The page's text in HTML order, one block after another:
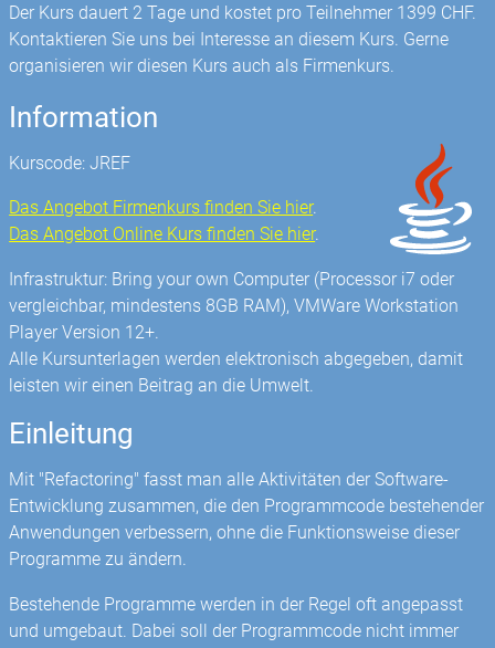
Der Kurs dauert 2 Tage und kostet pro Teilnehmer 1399 CHF.
Kontaktieren Sie uns bei Interesse an diesem Kurs. Gerne
organisieren wir diesen Kurs auch als Firmenkurs.
Information
Kurscode: JREF
Das Angebot Firmenkurs finden Sie hier.
Das Angebot Online Kurs finden Sie hier.
Infrastruktur: Bring your own Computer (Processor i7 oder
vergleichbar, mindestens 8GB RAM), VMWare Workstation
Player Version 12+.
Alle Kursunterlagen werden elektronisch abgegeben, damit
leisten wir einen Beitrag an die Umwelt.
Einleitung
Mit "Refactoring" fasst man alle Aktivitäten der Software-
Entwicklung zusammen, die den Programmcode bestehender
Anwendungen verbessern, ohne die Funktionsweise dieser
Programme zu ändern.
Bestehende Programme werden in der Regel oft angepasst
und umgebaut. Dabei soll der Programmcode nicht immer